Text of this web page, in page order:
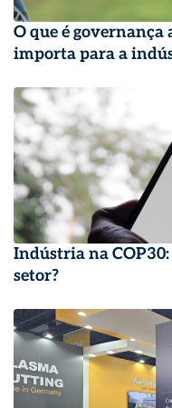
O que é
importa para a
Indústria na
setor?